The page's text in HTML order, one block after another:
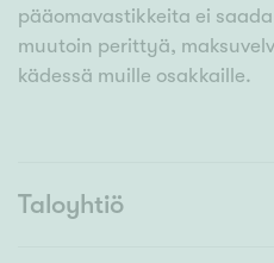
pääomavastikkeita ei
muutoin perittyä,
kädessä muille osakkaille.
Taloyhtiö